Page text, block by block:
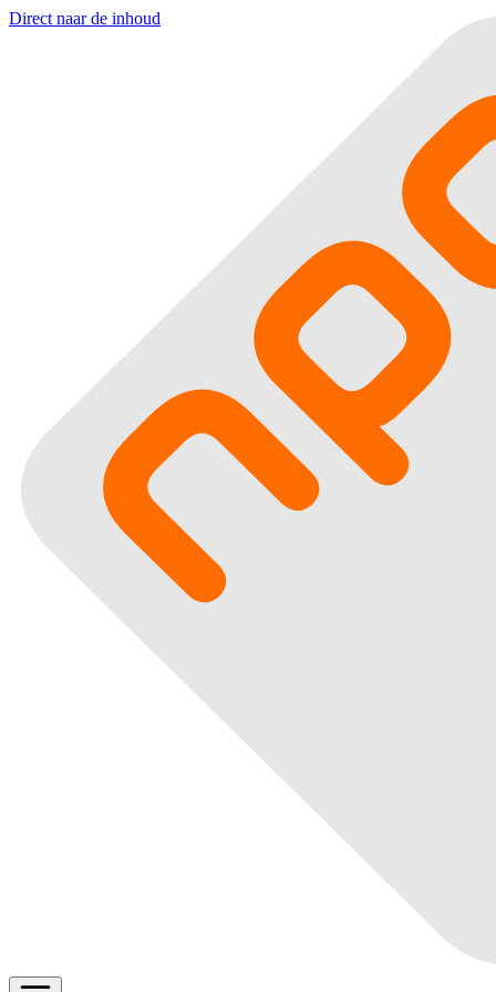
Direct naar de inhoud